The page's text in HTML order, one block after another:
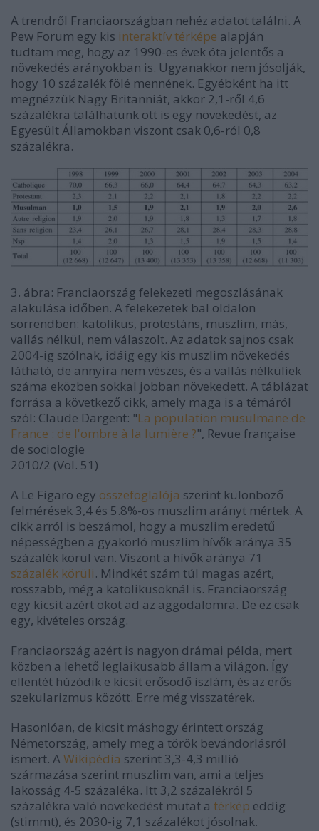
A trendről Franciaországban nehéz adatot találni. A
Pew Forum egy kis interaktív térképe alapján
tudtam meg, hogy az 1990-es évek óta jelentős a
növekedés arányokban is. Ugyanakkor nem jósolják,
hogy 10 százalék fölé mennének. Egyébként ha itt
megnézzük Nagy Britanniát, akkor 2,1-ről 4,6
százalékra találhatunk ott is egy növekedést, az
Egyesült Államokban viszont csak 0,6-ról 0,8
százalékra.
3. ábra: Franciaország felekezeti megoszlásának
alakulása időben. A felekezetek bal oldalon
sorrendben: katolikus, protestáns, muszlim, más,
vallás nélkül, nem válaszolt. Az adatok sajnos csak
2004-ig szólnak, idáig egy kis muszlim növekedés
látható, de annyira nem vészes, és a vallás nélküliek
száma eközben sokkal jobban növekedett. A táblázat
forrása a következő cikk, amely maga is a témáról
szól: Claude Dargent: "La population musulmane de
France : de l'ombre à la lumière ?", Revue française
de sociologie
2010/2 (Vol. 51)
A Le Figaro egy összefoglalója szerint különböző
felmérések 3,4 és 5.8%-os muszlim arányt mértek. A
cikk arról is beszámol, hogy a muszlim eredetű
népességben a gyakorló muszlim hívők aránya 35
százalék körül van. Viszont a hívők aránya 71
százalék körüli. Mindkét szám túl magas azért,
rosszabb, még a katolikusoknál is. Franciaország
egy kicsit azért okot ad az aggodalomra. De ez csak
egy, kivételes ország.
Franciaország azért is nagyon drámai példa, mert
közben a lehető leglaikusabb állam a világon. Így
ellentét húzódik e kicsit erősödő iszlám, és az erős
szekularizmus között. Erre még visszatérek.
Hasonlóan, de kicsit máshogy érintett ország
Németország, amely meg a török bevándorlásról
ismert. AWikipédia szerint 3,3-4,3 millió
származása szerint muszlim van, ami a teljes
lakosság 4-5 százaléka. Itt 3,2 százalékról 5
százalékra való növekedést mutat a térkép eddig
(stimmt), és 2030-ig 7,1 százalékot jósolnak.